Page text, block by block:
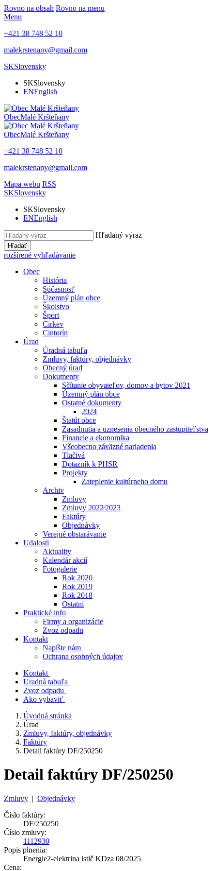
Rovno na obsah Rovno na menu
Menu
+421 38 748 52 10
malekrstenany@gmail.com
SKSlovensky
SKSlovensky
ENEnglish
ObecMalé Kršteňany
ObecMalé Kršteňany
+421 38 748 52 10
malekrstenany@gmail.com
Mapa webu RSS
SKSlovensky
SKSlovensky
ENEnglish
Hľadaný výraz
Hľadať
rozšírené vyhľadávanie
Obec
História
Súčasnosť
Územný plán obce
Školstvo
Šport
Cirkev
Cintorín
Úrad
Úradná tabuľa
Zmluvy, faktúry, objednávky
Obecný úrad
Dokumenty
Sčítanie obyvateľov, domov a bytov 2021
Územný plán obce
Ostatné dokumenty
2024
Štatút obce
Zasadnutia a uznesenia obecného zastupiteľstva
Financie a ekonomika
Všeobecno záväzné nariadenia
Tlačivá
Dotazník k PHSR
Projekty
Zateplenie kultúrneho domu
Archiv
Zmluvy
Zmluvy 2022⁄2023
Faktúry
Objednávky
Verejné obstarávanie
Udalosti
Aktuality
Kalendár akcií
Fotogalerie
Rok 2020
Rok 2019
Rok 2018
Ostatní
Praktické info
Firmy a organizácie
Zvoz odpadu
Kontakt
Napíšte nám
Ochrana osobných údajov
Kontakt
Uradná tabuľa
Zvoz odpadu
Ako vybaviť
Úvodná stránka
Úrad
Zmluvy, faktúry, objednávky
Faktúry
Detail faktúry DF/250250
Detail faktúry DF/250250
Zmluvy | Objednávky
Číslo faktúry:
DF/250250
Číslo zmluvy:
1112930
Popis plnenia:
Energie2-elektrina istič KDza 08/2025
Cena: